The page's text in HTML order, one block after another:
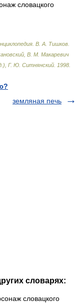
словацкого
В. А. Тишков.
В. М. Макаревич
Г. Ю. Ситнянский 1998
земляная печь
словарях:
словацкого